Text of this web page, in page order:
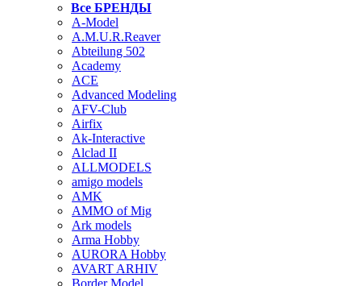
Все БРЕНДЫ
A-Model
A.M.U.R.Reaver
Abteilung 502
Academy
ACE
Advanced Modeling
AFV-Club
Airfix
Ak-Interactive
Alclad II
ALLMODELS
amigo models
AMK
AMMO of Mig
Ark models
Arma Hobby
AURORA Hobby
AVART ARHIV
Border Model